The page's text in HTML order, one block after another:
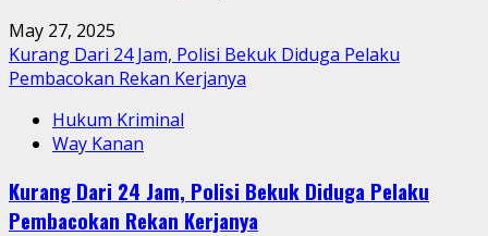
May 27, 2025
Kurang Dari 24 Jam, Polisi Bekuk Diduga Pelaku
Pembacokan Rekan Kerjanya
Hukum Kriminal
Way Kanan
Kurang Dari 24 Jam, Polisi Bekuk Diduga Pelaku
Pembacokan Rekan Kerjanya